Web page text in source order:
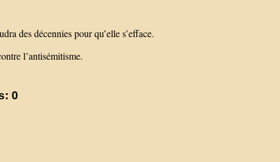
des décennies pour qu’elle s’efface.
l’antisémitisme.
0